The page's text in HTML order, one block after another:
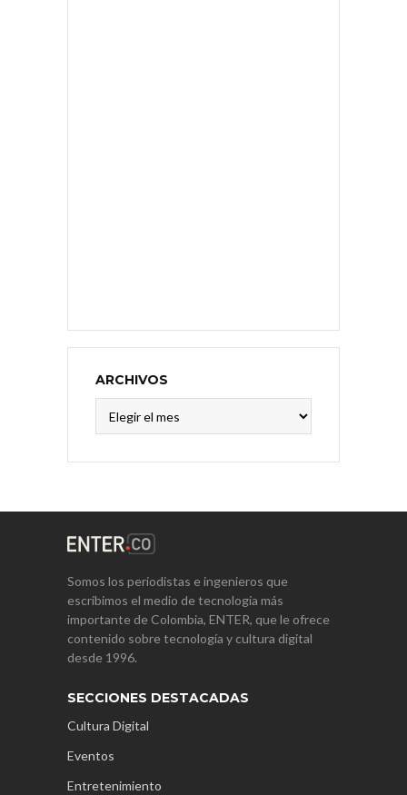
ARCHIVOS
Somos los periodistas e ingenieros que
escribimos el medio de tecnología más
importante de Colombia, ENTER, que le ofrece
contenido sobre tecnología y cultura digital
desde 1996.
SECCIONES DESTACADAS
Cultura Digital
Eventos
Entretenimiento